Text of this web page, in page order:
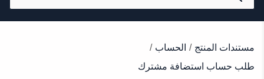
مستندات المنتج / الحساب /
طلب حساب استضافة مشترك